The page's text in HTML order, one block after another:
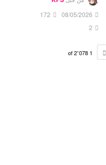
08/05/2026
172
2
1 2٬078